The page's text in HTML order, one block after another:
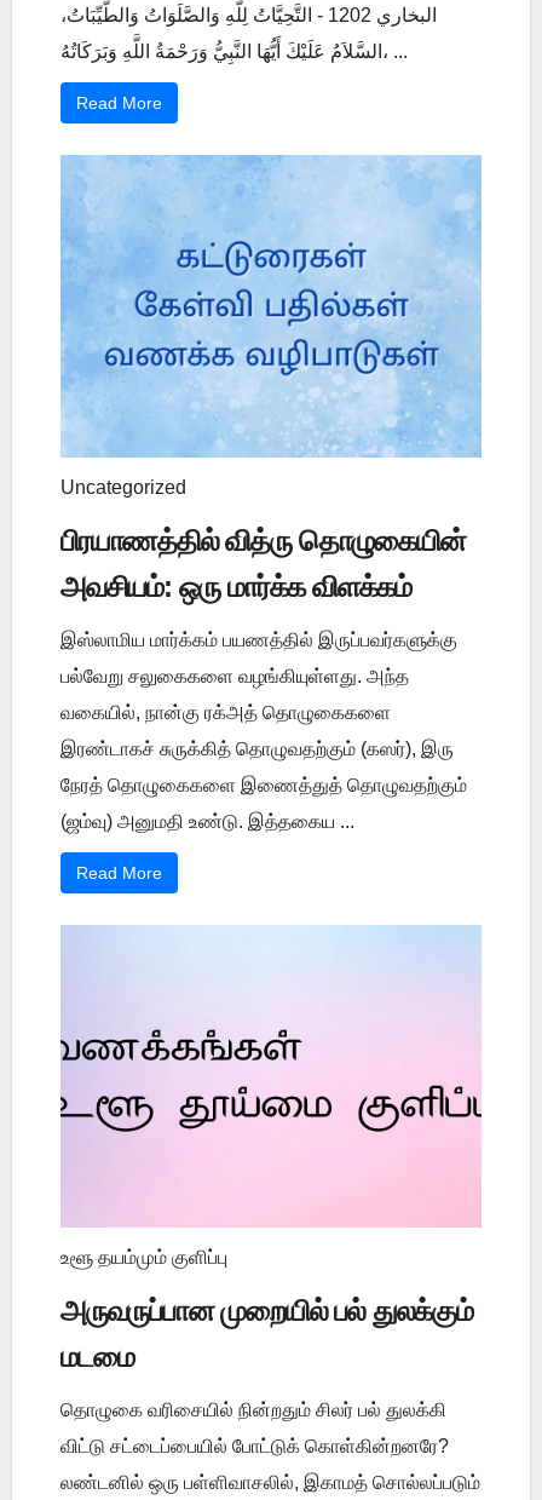
البخاري 1202 - التَّحِيَّاتُ لِلَّهِ وَالصَّلَوَاتُ وَالطَّيِّبَاتُ،
السَّلاَمُ عَلَيْكَ أَيُّهَا النَّبِيُّ وَرَحْمَةُ اللَّهِ وَبَرَكَاتُهُ، ...
Read More
Uncategorized
பிரயாணத்தில் வித்ரு தொழுகையின்
அவசியம்: ஒரு மார்க்க விளக்கம்
இஸ்லாமிய மார்க்கம் பயணத்தில் இருப்பவர்களுக்கு
பல்வேறு சலுகைகளை வழங்கியுள்ளது. அந்த
வகையில், நான்கு ரக்அத் தொழுகைகளை
இரண்டாகச் சுருக்கித் தொழுவதற்கும் (கஸர்), இரு
நேரத் தொழுகைகளை இணைத்துத் தொழுவதற்கும்
(ஜம்வு) அனுமதி உண்டு. இத்தகைய ...
Read More
உளூ தயம்மும் குளிப்பு
அருவருப்பான முறையில் பல் துலக்கும்
மடமை
தொழுகை வரிசையில் நின்றதும் சிலர் பல் துலக்கி
விட்டு சட்டைப்பையில் போட்டுக் கொள்கின்றனரே?
லண்டனில் ஒரு பள்ளிவாசலில், இகாமத் சொல்லப்படும்